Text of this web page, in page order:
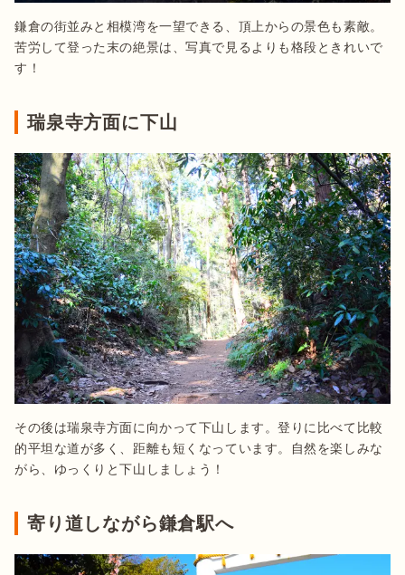
鎌倉の街並みと相模湾を一望できる、頂上からの景色も素敵。
苦労して登った末の絶景は、写真で見るよりも格段ときれいで
す！
瑞泉寺方面に下山
その後は瑞泉寺方面に向かって下山します。登りに比べて比較
的平坦な道が多く、距離も短くなっています。自然を楽しみな
がら、ゆっくりと下山しましょう！
寄り道しながら鎌倉駅へ